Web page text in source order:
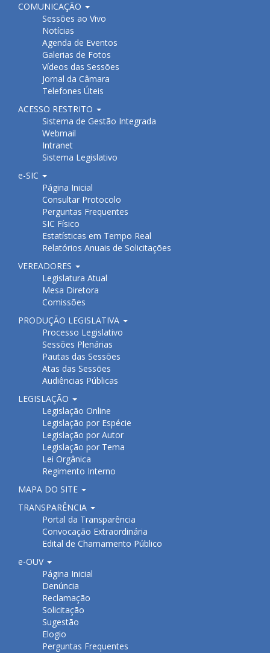
COMUNICAÇÃO
Sessões ao Vivo
Notícias
Agenda de Eventos
Galerias de Fotos
Vídeos das Sessões
Jornal da Câmara
Telefones Úteis
ACESSO RESTRITO
Sistema de Gestão Integrada
Webmail
Intranet
Sistema Legislativo
e-SIC
Página Inicial
Consultar Protocolo
Perguntas Frequentes
SIC Físico
Estatísticas em Tempo Real
Relatórios Anuais de Solicitações
VEREADORES
Legislatura Atual
Mesa Diretora
Comissões
PRODUÇÃO LEGISLATIVA
Processo Legislativo
Sessões Plenárias
Pautas das Sessões
Atas das Sessões
Audiências Públicas
LEGISLAÇÃO
Legislação Online
Legislação por Espécie
Legislação por Autor
Legislação por Tema
Lei Orgânica
Regimento Interno
MAPA DO SITE
TRANSPARÊNCIA
Portal da Transparência
Convocação Extraordinária
Edital de Chamamento Público
e-OUV
Página Inicial
Denúncia
Reclamação
Solicitação
Sugestão
Elogio
Perguntas Frequentes